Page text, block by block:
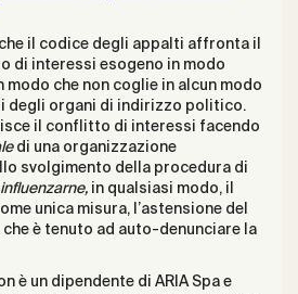
il codice degli appalti affronta il
di interessi esogeno in modo
modo che non coglie in alcun modo
degli organi di indirizzo politico.
il conflitto di interessi facendo
di una organizzazione
svolgimento della procedura di
in qualsiasi modo, il
unica misura, l’astensione del
è tenuto ad auto-denunciare la
è un dipendente di ARIA Spa e